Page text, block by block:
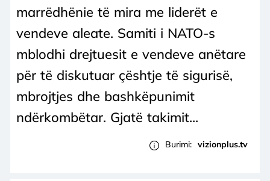
marrëdhënie të mira me liderët e
vendeve aleate. Samiti i NATO-s
mblodhi drejtuesit e vendeve anëtare
për të diskutuar çështje të sigurisë,
mbrojtjes dhe bashkëpunimit
ndërkombëtar. Gjatë takimit...
Burimi: vizionplus.tv